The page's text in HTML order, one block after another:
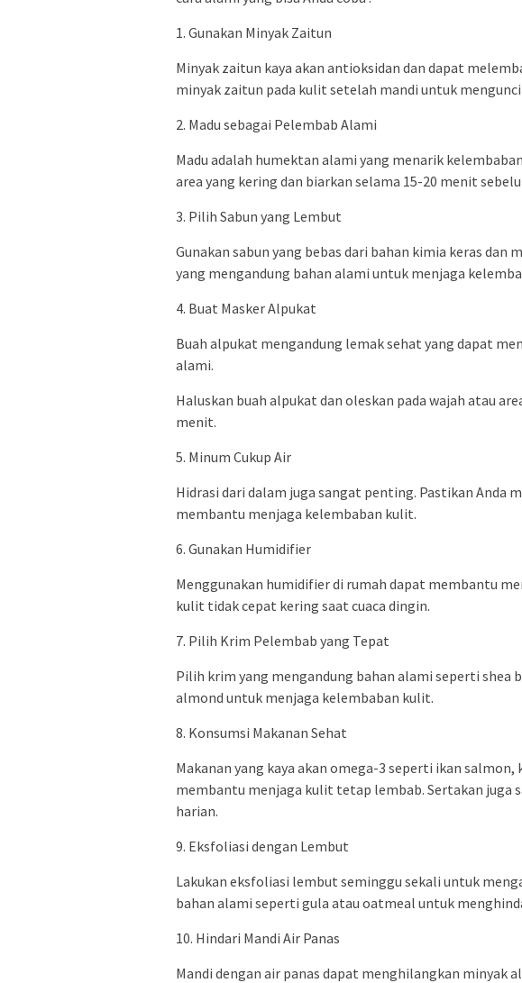
1. Gunakan Minyak Zaitun
Minyak zaitun kaya akan antioksidan dan dapat
minyak zaitun pada kulit setelah mandi untuk
2. Madu sebagai Pelembab Alami
Madu adalah humektan alami yang menarik
area yang kering dan biarkan selama 15-20 menit
3. Pilih Sabun yang Lembut
Gunakan sabun yang bebas dari bahan kimia keras dan
yang mengandung bahan alami untuk menjaga
4. Buat Masker Alpukat
Buah alpukat mengandung lemak sehat yang dapat
alami.
Haluskan buah alpukat dan oleskan pada wajah atau
menit.
5. Minum Cukup Air
Hidrasi dari dalam juga sangat penting. Pastikan Anda
membantu menjaga kelembaban kulit.
6. Gunakan Humidifier
Menggunakan humidifier di rumah dapat membantu
kulit tidak cepat kering saat cuaca dingin.
7. Pilih Krim Pelembab yang Tepat
Pilih krim yang mengandung bahan alami seperti shea
almond untuk menjaga kelembaban kulit.
8. Konsumsi Makanan Sehat
Makanan yang kaya akan omega-3 seperti ikan
membantu menjaga kulit tetap lembab. Sertakan juga
harian.
9. Eksfoliasi dengan Lembut
Lakukan eksfoliasi lembut seminggu sekali untuk
bahan alami seperti gula atau oatmeal untuk
10. Hindari Mandi Air Panas
Mandi dengan air panas dapat menghilangkan minyak